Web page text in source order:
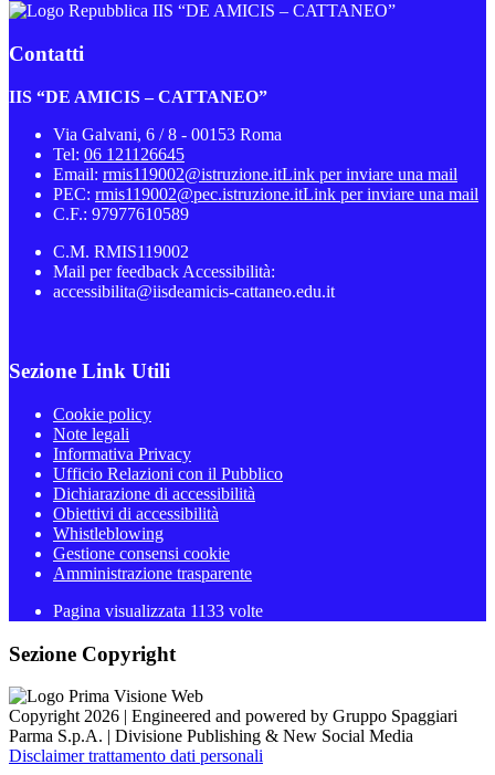
IIS “DE AMICIS – CATTANEO”
Contatti
IIS “DE AMICIS – CATTANEO”
Via Galvani, 6 / 8 - 00153 Roma
Tel: 06 121126645
Email: rmis119002@istruzione.itLink per inviare una mail
PEC: rmis119002@pec.istruzione.itLink per inviare una mail
C.F.: 97977610589
C.M. RMIS119002
Mail per feedback Accessibilità:
accessibilita@iisdeamicis-cattaneo.edu.it
Sezione Link Utili
Cookie policy
Note legali
Informativa Privacy
Ufficio Relazioni con il Pubblico
Dichiarazione di accessibilità
Obiettivi di accessibilità
Whistleblowing
Gestione consensi cookie
Amministrazione trasparente
Pagina visualizzata 1133 volte
Sezione Copyright
Copyright 2026 | Engineered and powered by Gruppo Spaggiari
Parma S.p.A. | Divisione Publishing & New Social Media
Disclaimer trattamento dati personali